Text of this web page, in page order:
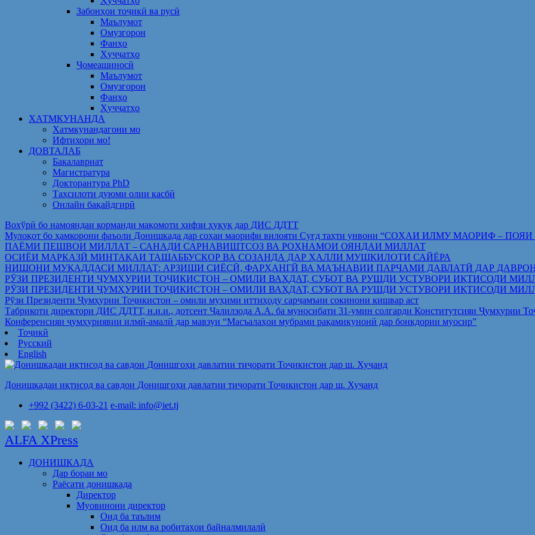
Забонҳои тоҷикӣ ва русӣ
Маълумот
Омузгорон
Фанҳо
Ҳуҷҷатҳо
Ҷомеашиносӣ
Маълумот
Омузгорон
Фанҳо
Ҳуҷҷатҳо
ХАТМКУНАНДА
Хатмкунандагони мо
Ифтихори мо!
ДОВТАЛАБ
Бакалавриат
Магистратура
Докторантура PhD
Таҳсилоти дуюми олии касбӣ
Онлайн бақайдгирӣ
Вохўрӣ бо намояндаи корманди мақомоти ҳифзи ҳуқуқ дар ДИС ДДТТ
Мулоқот бо ҳамкорони фаъоли Донишкада дар соҳаи маорифи вилояти Суғд таҳти унвони “СОҲАИ ИЛМУ МАОРИФ
ПАЁМИ ПЕШВОИ МИЛЛАТ – САНАДИ САРНАВИШТСОЗ ВА РОҲНАМОИ ОЯНДАИ МИЛЛАТ
ОСИЁИ МАРКАЗӢ МИНТАҚАИ ТАШАББУСКОР ВА СОЗАНДА ДАР ҲАЛЛИ МУШКИЛОТИ САЙЁРА
НИШОНИ МУҚАДДАСИ МИЛЛАТ: АРЗИШИ СИЁСӢ, ФАРҲАНГӢ ВА МАЪНАВИИ ПАРЧАМИ ДАВЛАТӢ ДАР
РӮЗИ ПРЕЗИДЕНТИ ҶУМҲУРИИ ТОҶИКИСТОН – ОМИЛИ ВАҲДАТ, СУБОТ ВА РУШДИ УСТУВОРИ ИҚТИСОДИ
РӮЗИ ПРЕЗИДЕНТИ ҶУМҲУРИИ ТОҶИКИСТОН – ОМИЛИ ВАҲДАТ, СУБОТ ВА РУШДИ УСТУВОРИ ИҚТИСОДИ
Рўзи Президенти Ҷумҳурии Тоҷикистон – омили муҳими иттиҳоду сарҷамъии сокинони кишвар аст
Табрикоти директори ДИС ДДТТ, н.и.и., дотсент Ҷалилзода А.А. ба муносибати 31-умин солгарди Конститутсияи Ҷумҳурии
Конференсияи ҷумҳуриявии илмӣ-амалӣ дар мавзуи “Масъалаҳои мубрами рақамикунонӣ дар бонкдории муосир”
Тоҷикӣ
Русский
English
Донишкадаи иқтисод ва савдои Донишгоҳи давлатии тиҷорати Тоҷикистон дар ш. Хуҷанд
+992 (3422) 6-03-21 e-mail: info@iet.tj
ALFA XPress
ДОНИШКАДА
Дар бораи мо
Раёсати донишкада
Директор
Муовинони директор
Оид ба таълим
Оид ба илм ва робитаҳои байналмилалӣ